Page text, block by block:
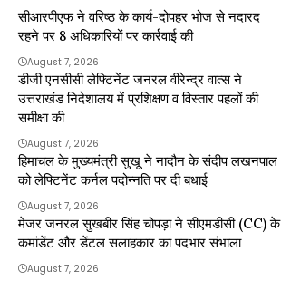
सीआरपीएफ ने वरिष्ठ के कार्य-दोपहर भोज से नदारद
रहने पर 8 अधिकारियों पर कार्रवाई की
August 7, 2026
डीजी एनसीसी लेफ्टिनेंट जनरल वीरेन्द्र वात्स ने
उत्तराखंड निदेशालय में प्रशिक्षण व विस्तार पहलों की
समीक्षा की
August 7, 2026
हिमाचल के मुख्यमंत्री सुखू ने नादौन के संदीप लखनपाल
को लेफ्टिनेंट कर्नल पदोन्नति पर दी बधाई
August 7, 2026
मेजर जनरल सुखबीर सिंह चोपड़ा ने सीएमडीसी (CC) के
कमांडेंट और डेंटल सलाहकार का पदभार संभाला
August 7, 2026